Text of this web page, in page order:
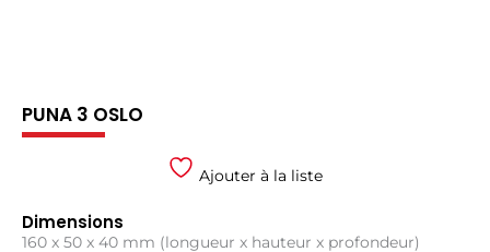
PUNA 3 OSLO
Ajouter à la liste
Dimensions
160 x 50 x 40 mm (longueur x hauteur x profondeur)